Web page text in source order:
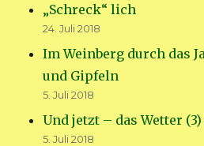
„Schreck“ lich
24. Juli 2018
Im Weinberg durch das
und Gipfeln
5. Juli 2018
Und jetzt – das Wetter
5. Juli 2018